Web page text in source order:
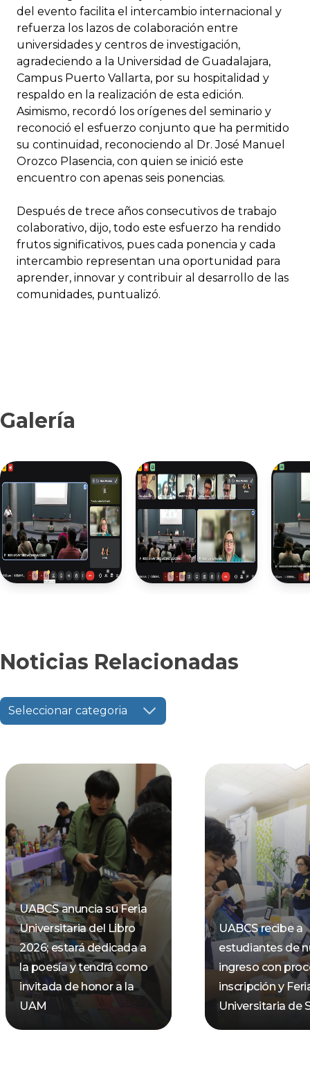
del evento facilita el intercambio internacional y
refuerza los lazos de colaboración entre
universidades y centros de investigación,
agradeciendo a la Universidad de Guadalajara,
Campus Puerto Vallarta, por su hospitalidad y
respaldo en la realización de esta edición.
Asimismo, recordó los orígenes del seminario y
reconoció el esfuerzo conjunto que ha permitido
su continuidad, reconociendo al Dr. José Manuel
Orozco Plasencia, con quien se inició este
encuentro con apenas seis ponencias.
Después de trece años consecutivos de trabajo
colaborativo, dijo, todo este esfuerzo ha rendido
frutos significativos, pues cada ponencia y cada
intercambio representan una oportunidad para
aprender, innovar y contribuir al desarrollo de las
comunidades, puntualizó.
Galería
Noticias Relacionadas
Seleccionar categoria
UABCS anuncia su Feria
Universitaria del Libro
2026; estará dedicada a
la poesía y tendrá como
invitada de honor a la
UAM
UABCS recibe a
estudiantes de
ingreso con
inscripción y
Universitaria de